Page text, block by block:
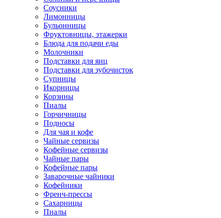
Соусники
Лимонницы
Бульонницы
Фруктовницы, этажерки
Блюда для подачи еды
Молочники
Подставки для яиц
Подставки для зубочисток
Супницы
Икорницы
Корзины
Пиалы
Горчичницы
Подносы
Для чая и кофе
Чайные сервизы
Кофейные сервизы
Чайные пары
Кофейные пары
Заварочные чайники
Кофейники
Френч-прессы
Сахарницы
Пиалы